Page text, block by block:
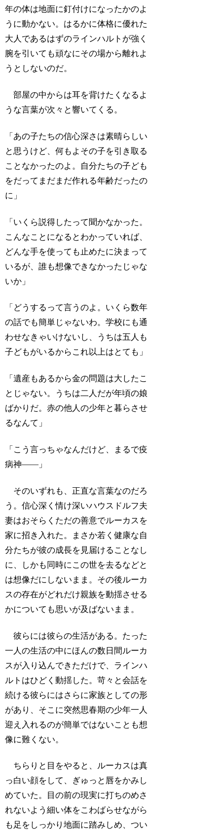
年の体は地面に釘付けになったかのよ
うに動かない。はるかに体格に優れた
大人であるはずのラインハルトが強く
腕を引いても頑なにその場から離れよ
うとしないのだ。
部屋の中からは耳を背けたくなるよ
うな言葉が次々と響いてくる。
「あの子たちの信心深さは素晴らしい
と思うけど、何もよその子を引き取る
ことなかったのよ。自分たちの子ども
をだってまだまだ作れる年齢だったの
に」
「いくら説得したって聞かなかった。
こんなことになるとわかっていれば、
どんな手を使っても止めたに決まって
いるが、誰も想像できなかったじゃな
いか」
「どうするって言うのよ。いくら数年
の話でも簡単じゃないわ。学校にも通
わせなきゃいけないし、うちは五人も
子どもがいるからこれ以上はとても」
「遺産もあるから金の問題は大したこ
とじゃない。うちは二人だが年頃の娘
ばかりだ。赤の他人の少年と暮らさせ
るなんて」
「こう言っちゃなんだけど、まるで疫
病神――」
そのいずれも、正直な言葉なのだろ
う。信心深く情け深いハウスドルフ夫
妻はおそらくただの善意でルーカスを
家に招き入れた。まさか若く健康な自
分たちが彼の成長を見届けることなし
に、しかも同時にこの世を去るなどと
は想像だにしないまま。その後ルーカ
スの存在がどれだけ親族を動揺させる
かについても思いが及ばないまま。
彼らには彼らの生活がある。たった
一人の生活の中にほんの数日間ルーカ
スが入り込んできただけで、ラインハ
ルトはひどく動揺した。苛々と会話を
続ける彼らにはさらに家族としての形
があり、そこに突然思春期の少年一人
迎え入れるのが簡単ではないことも想
像に難くない。
ちらりと目をやると、ルーカスは真
っ白い顔をして、ぎゅっと唇をかみし
めていた。目の前の現実に打ちのめさ
れないよう細い体をこわばらせながら
も足をしっかり地面に踏みしめ、つい